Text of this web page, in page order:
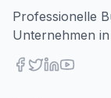
Professionelle
Unternehmen